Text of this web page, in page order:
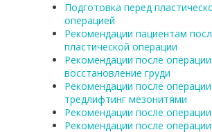
Подготовка перед
операцией
Рекомендации пациентам
пластической операции
Рекомендации после операции:
восстановление груди
Рекомендации после операции:
тредлифтинг мезонитями
Рекомендации после
Рекомендации после